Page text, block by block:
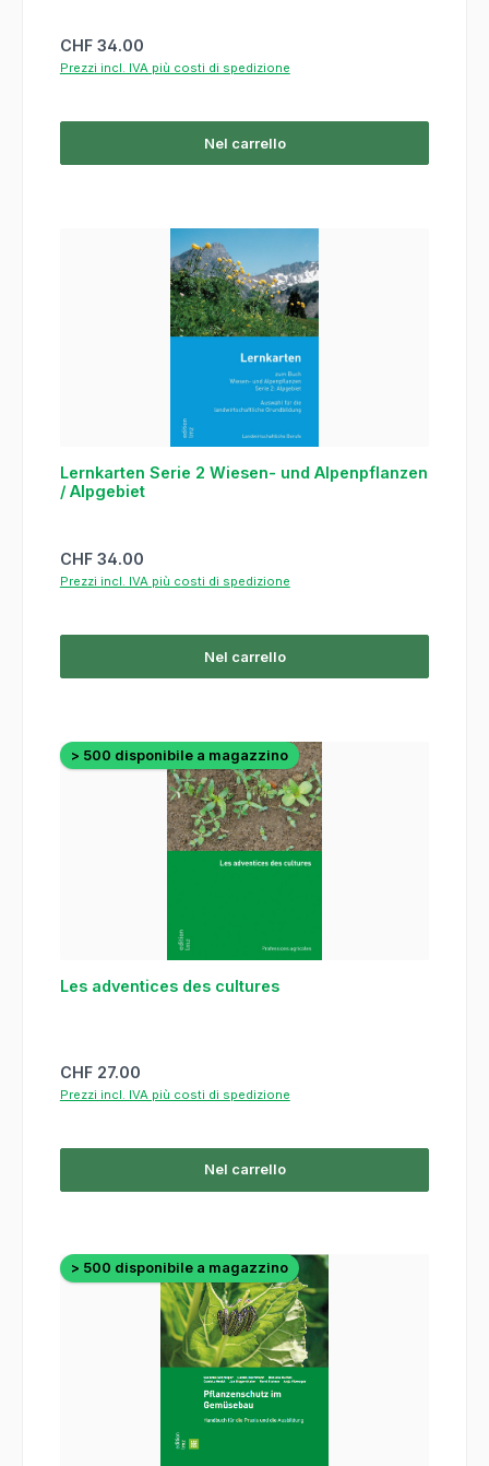
Prezzo normale:
CHF 34.00
Prezzi incl. IVA più costi di spedizione
Nel carrello
Lernkarten Serie 2 Wiesen- und Alpenpflanzen
/ Alpgebiet
Prezzo normale:
CHF 34.00
Prezzi incl. IVA più costi di spedizione
Nel carrello
> 500 disponibile a magazzino
Les adventices des cultures
Prezzo normale:
CHF 27.00
Prezzi incl. IVA più costi di spedizione
Nel carrello
> 500 disponibile a magazzino